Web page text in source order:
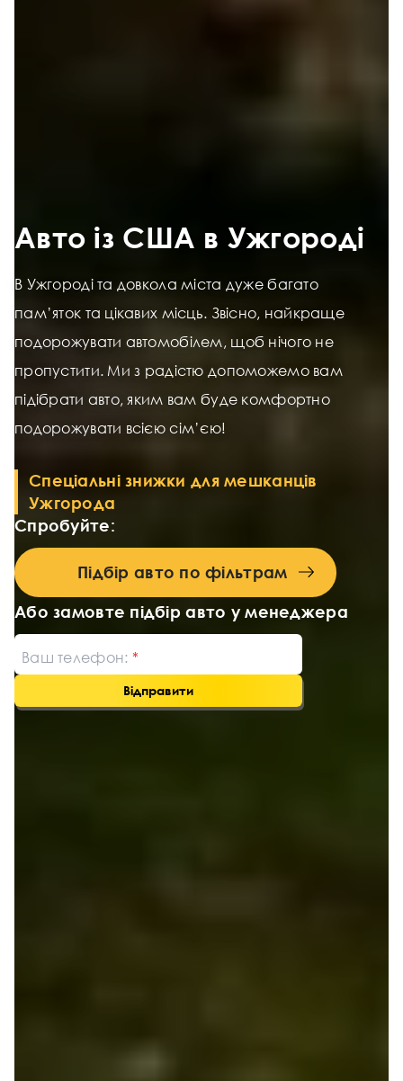
Авто із США в Ужгороді
В Ужгороді та довкола міста дуже багато
пам’яток та цікавих місць. Звісно, найкраще
подорожувати автомобілем, щоб нічого не
пропустити. Ми з радістю допоможемо вам
підібрати авто, яким вам буде комфортно
подорожувати всією сім’єю!
Спеціальні знижки для мешканців
Ужгорода
Спробуйте:
Підбір авто по фільтрам
Або замовте підбір авто у менеджера
Ваш телефон:
Відправити